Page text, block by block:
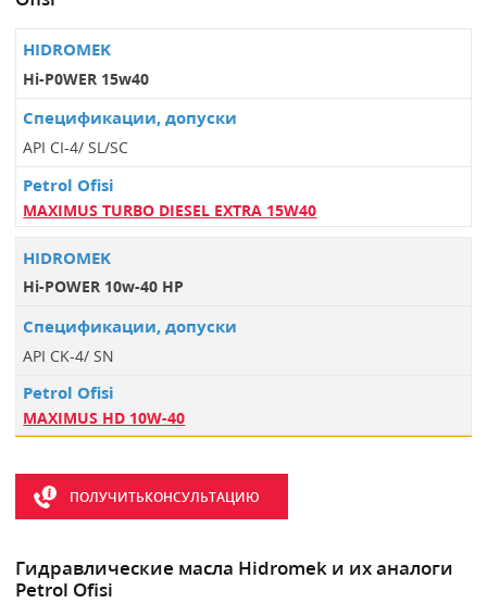
Hi-P0WER 15w40
API CI-4/ SL/SC
MAXIMUS TURBO DIESEL EXTRA 15W40
Hi-POWER 10w-40 HP
API CK-4/ SN
MAXIMUS HD 10W-40
ПОЛУЧИТЬКОНСУЛЬТАЦИЮ
Гидравлические масла Hidromek и их аналоги
Petrol Ofisi